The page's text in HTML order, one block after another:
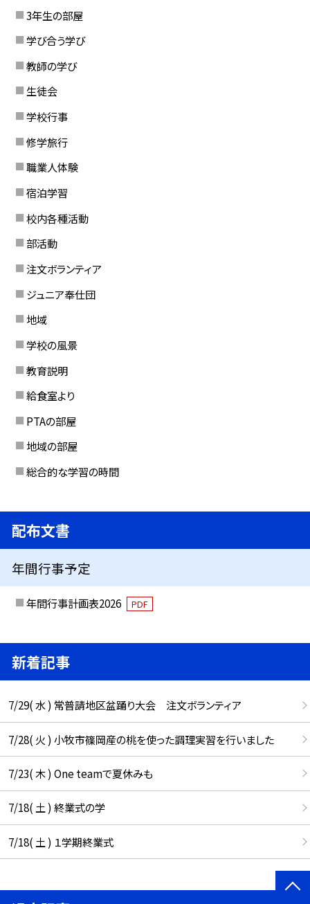
3年生の部屋
学び合う学び
教師の学び
生徒会
学校行事
修学旅行
職業人体験
宿泊学習
校内各種活動
部活動
注文ボランティア
ジュニア奉仕団
地域
学校の風景
教育説明
給食室より
PTAの部屋
地域の部屋
総合的な学習の時間
配布文書
年間行事予定
年間行事計画表2026 PDF
新着記事
7/29( 水 ) 常普請地区盆踊り大会 注文ボランティア
7/28( 火 ) 小牧市篠岡産の桃を使った調理実習を行いました
7/23( 木 ) One teamで夏休みも
7/18( 土 ) 終業式の学
7/18( 土 ) １学期終業式